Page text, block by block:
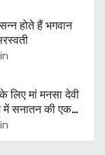
होते हैं भगवान
मां मनसा देवी
सनातन की एकता